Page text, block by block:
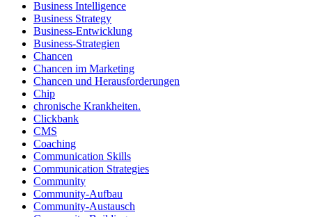
Business Intelligence
Business Strategy
Business-Entwicklung
Business-Strategien
Chancen
Chancen im Marketing
Chancen und Herausforderungen
Chip
chronische Krankheiten.
Clickbank
CMS
Coaching
Communication Skills
Communication Strategies
Community
Community-Aufbau
Community-Austausch